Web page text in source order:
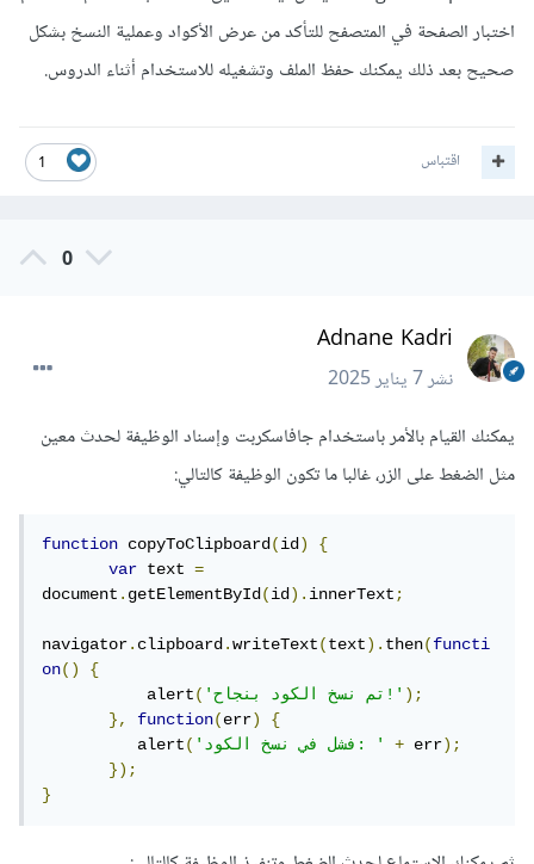
اختبار الصفحة في المتصفح للتأكد من عرض الأكواد وعملية النسخ بشكل
صحيح بعد ذلك يمكنك حفظ الملف وتشغيله للاستخدام أثناء الدروس.
1 اقتباس
0
Adnane Kadri
نشر7 يناير 2025
يمكنك القيام بالأمر باستخدام جافاسكربت وإسناد الوظيفة لحدث معين
مثل الضغط على الزر، غالبا ما تكون الوظيفة كالتالي:
function copyToClipboard(id)
{
var text =
document.getElementById(id).innerText;
navigator.clipboard.writeText(text).then(functi
on()
{
           alert
( 'تم نسخ الكود بنجاح!');
},
function(err)
{
          alert
( 'فشل في نسخ الكود: ' + err);
});
}